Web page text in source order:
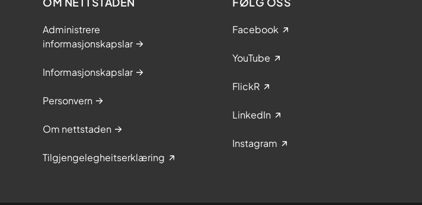
Administrere
informasjonskapslar
Informasjonskapslar
Personvern
Om nettstaden
Tilgjengelegheitserklæring
Facebook
YouTube
FlickR
LinkedIn
Instagram